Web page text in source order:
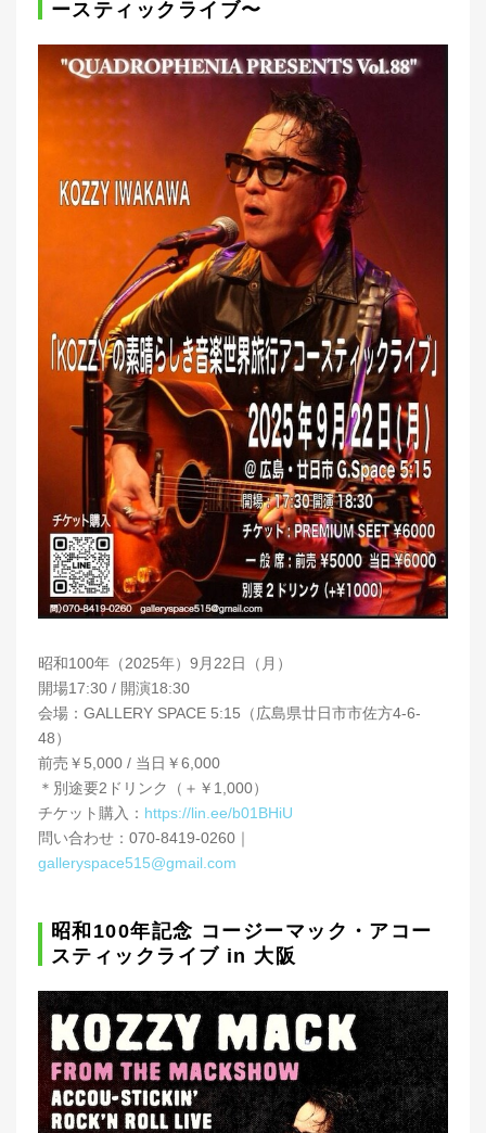
ースティックライブ〜
昭和100年（2025年）9月22日（月）
開場17:30 / 開演18:30
会場：GALLERY SPACE 5:15（広島県廿日市市佐方4-6-
48）
前売￥5,000 / 当日￥6,000
＊別途要2ドリンク（＋￥1,000）
チケット購入： https://lin.ee/b01BHiU
問い合わせ：070-8419-0260｜
galleryspace515@gmail.com
昭和100年記念 コージーマック・アコー
スティックライブ in 大阪